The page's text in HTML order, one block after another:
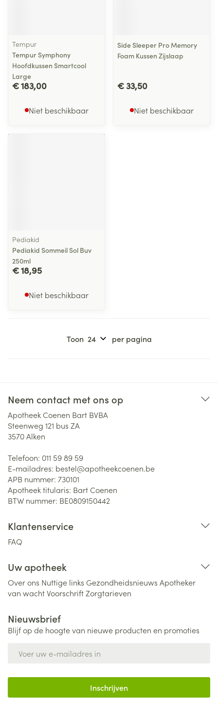
Tempur
Tempur Symphony
Hoofdkussen Smartcool
Large
€ 183,00
Niet beschikbaar
Side Sleeper Pro Memory
Foam Kussen Zijslaap
€ 33,50
Niet beschikbaar
Pediakid
Pediakid Sommeil Sol Buv
250ml
€ 18,95
Niet beschikbaar
Toon per pagina
Neem contact met ons op
Apotheek Coenen Bart BVBA
Steenweg 121 bus ZA
3570Alken
Telefoon: 011 59 89 59
E-mailadres: bestel@apotheekcoenen.be
APB nummer: 730101
Apotheek titularis: Bart Coenen
BTW nummer: BE0809150442
Klantenservice
FAQ
Uw apotheek
Over ons Nuttige links Gezondheidsnieuws Apotheker
van wachtVoorschriftZorgtarieven
Nieuwsbrief
Blijf op de hoogte van nieuwe producten en promoties
Inschrijven